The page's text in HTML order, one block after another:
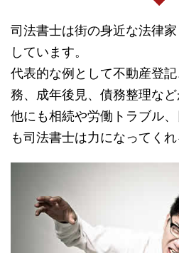
司法書士は街の身近な法律
しています。
代表的な例として不動産登
務、成年後見、債務整理など
他にも相続や労働トラブル
も司法書士は力になってくれ